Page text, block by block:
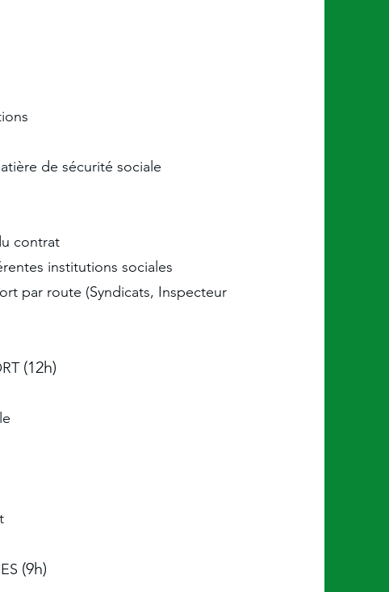
de sécurité sociale
contrat
institutions sociales
par route (Syndicats, Inspecteur
(12h)
(9h)